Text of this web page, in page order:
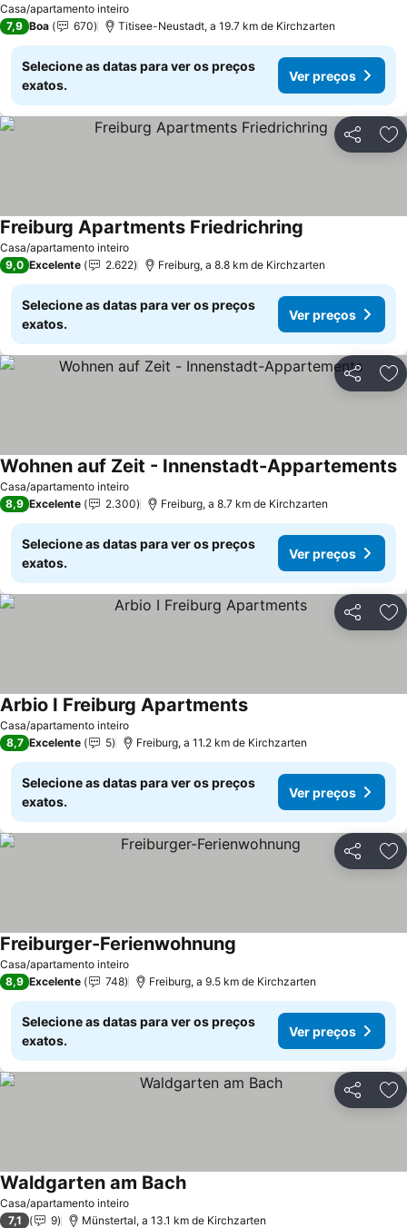
Casa/apartamento inteiro
7,9 Boa 670 Titisee-Neustadt, a 19.7 km de Kirchzarten
Selecione as datas para ver os preços
exatos.
Ver preços
Partilhar
Casa/apartamento inteiro
Freiburg Apartments Friedrichring
9,0 Excelente 2.622 Freiburg, a 8.8 km de Kirchzarten
Selecione as datas para ver os preços
exatos.
Ver preços
Partilhar
Casa/apartamento inteiro
Wohnen auf Zeit - Innenstadt-Appartements
8,9 Excelente 2.300 Freiburg, a 8.7 km de Kirchzarten
Selecione as datas para ver os preços
exatos.
Ver preços
Partilhar
Casa/apartamento inteiro
Arbio I Freiburg Apartments
8,7 Excelente 5 Freiburg, a 11.2 km de Kirchzarten
Selecione as datas para ver os preços
exatos.
Ver preços
Partilhar
Casa/apartamento inteiro
Freiburger-Ferienwohnung
8,9 Excelente 748 Freiburg, a 9.5 km de Kirchzarten
Selecione as datas para ver os preços
exatos.
Ver preços
Partilhar
Casa/apartamento inteiro
Waldgarten am Bach
7,1 9 Münstertal, a 13.1 km de Kirchzarten